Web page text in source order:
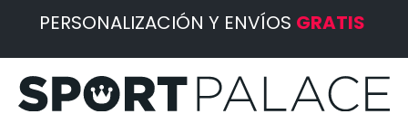
PERSONALIZACIÓN Y ENVÍOS GRATIS